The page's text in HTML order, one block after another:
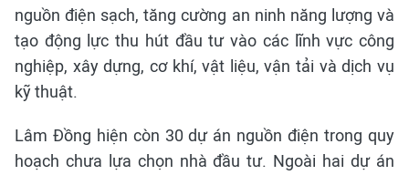
nguồn điện sạch, tăng cường an ninh năng lượng và
tạo động lực thu hút đầu tư vào các lĩnh vực công
nghiệp, xây dựng, cơ khí, vật liệu, vận tải và dịch vụ
kỹ thuật.
Lâm Đồng hiện còn 30 dự án nguồn điện trong quy
hoạch chưa lựa chọn nhà đầu tư. Ngoài hai dự án